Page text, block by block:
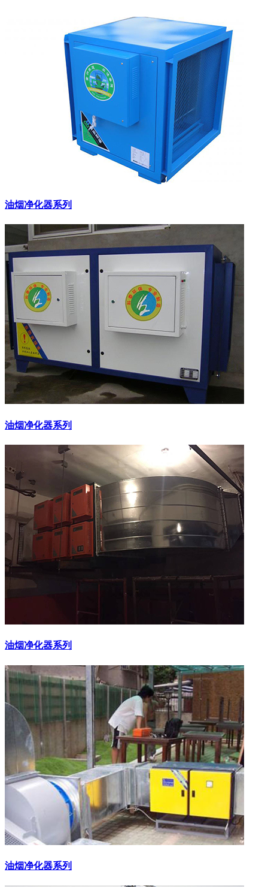
油烟净化器系列
油烟净化器系列
油烟净化器系列
油烟净化器系列